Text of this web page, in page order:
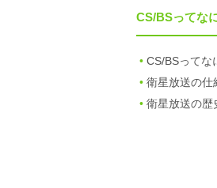
CS/BSってな
CS/BSってな
衛星放送の仕
衛星放送の歴